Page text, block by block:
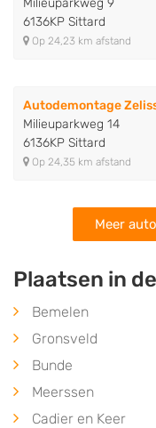
6136KP Sittard
Op 24,23 km afstand
Autodemontage
Milieuparkweg 14
6136KP Sittard
Op 24,35 km afstand
Meer
Plaatsen in
Bemelen
Gronsveld
Bunde
Meerssen
Cadier en Keer